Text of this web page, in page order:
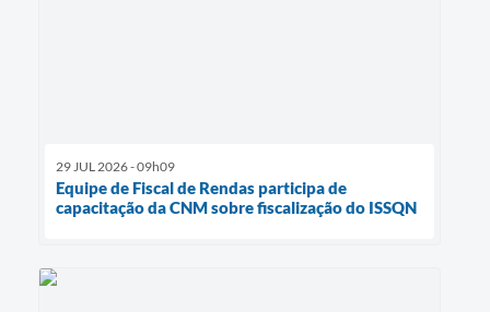
29 JUL 2026 - 09h09
Equipe de Fiscal de Rendas participa de
capacitação da CNM sobre fiscalização do ISSQN